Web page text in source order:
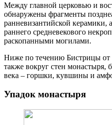
Между главной церковью и
обнаружены фрагменты
ранневизантийской керамики,
раннего средневекового
раскопанными могилами.
Ниже по течению Бистрицы от
также вокруг стен монастыря,
века – горшки, кувшины и
Упадок монастыря